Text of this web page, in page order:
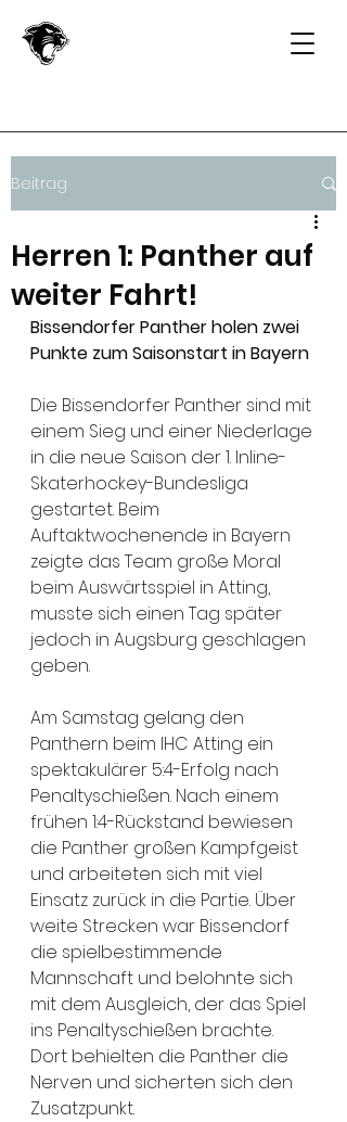
Beitrag
Herren 1: Panther auf
weiter Fahrt!
Bissendorfer Panther holen zwei
Punkte zum Saisonstart in Bayern
Die Bissendorfer Panther sind mit
einem Sieg und einer Niederlage
in die neue Saison der 1. Inline-
Skaterhockey-Bundesliga
gestartet. Beim
Auftaktwochenende in Bayern
zeigte das Team große Moral
beim Auswärtsspiel in Atting,
musste sich einen Tag später
jedoch in Augsburg geschlagen
geben.
Am Samstag gelang den
Panthern beim IHC Atting ein
spektakulärer 5:4-Erfolg nach
Penaltyschießen. Nach einem
frühen 1:4-Rückstand bewiesen
die Panther großen Kampfgeist
und arbeiteten sich mit viel
Einsatz zurück in die Partie. Über
weite Strecken war Bissendorf
die spielbestimmende
Mannschaft und belohnte sich
mit dem Ausgleich, der das Spiel
ins Penaltyschießen brachte.
Dort behielten die Panther die
Nerven und sicherten sich den
Zusatzpunkt.